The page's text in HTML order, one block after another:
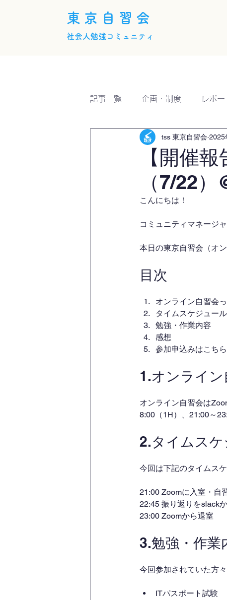
東京自習会
社会人勉強コミュニティ
記事一覧 企画・制度 レポー
【開催
（7/22
tss 東京自習会 2025
こんにちは！
コミュニティマネージ
本日の東京自習会（オ
目次
オンライン自習会
タイムスケジュール
勉強・作業内容
感想
参加申込みはこちら
1.オンライン
オンライン自習会は
8:00（1H）、21:00～
2.タイムス
今回は下記のタイムス
21:00 Zoomに入室・自
22:45 振り返りをslack
23:00 Zoomから退室
3.勉強・作業
今回参加されていた方
ITパスポート試験